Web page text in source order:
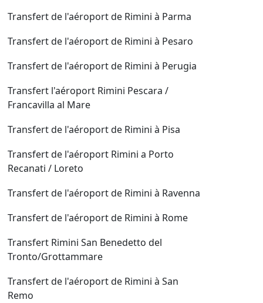
Transfert de l'aéroport de Rimini à Parma
Transfert de l'aéroport de Rimini à Pesaro
Transfert de l'aéroport de Rimini à Perugia
Transfert l'aéroport Rimini Pescara /
Francavilla al Mare
Transfert de l'aéroport de Rimini à Pisa
Transfert de l'aéroport Rimini a Porto
Recanati / Loreto
Transfert de l'aéroport de Rimini à Ravenna
Transfert de l'aéroport de Rimini à Rome
Transfert Rimini San Benedetto del
Tronto/Grottammare
Transfert de l'aéroport de Rimini à San
Remo